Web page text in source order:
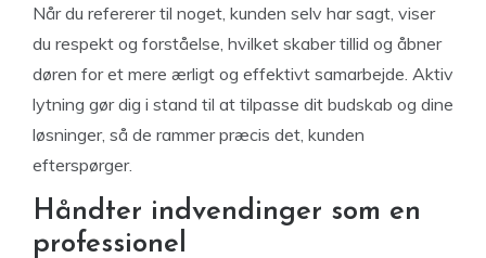
Når du refererer til noget, kunden selv har sagt, viser
du respekt og forståelse, hvilket skaber tillid og åbner
døren for et mere ærligt og effektivt samarbejde. Aktiv
lytning gør dig i stand til at tilpasse dit budskab og dine
løsninger, så de rammer præcis det, kunden
efterspørger.
Håndter indvendinger som en
professionel